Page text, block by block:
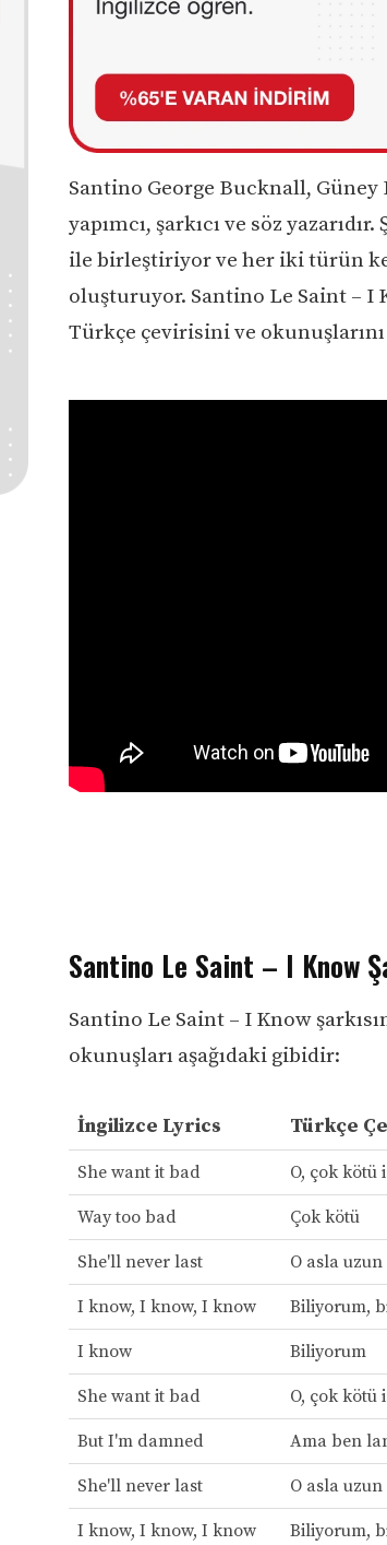
Santino George Bucknall,
yapımcı, şarkıcı ve söz
ile birleştiriyor ve her iki türün
oluşturuyor. Santino Le Saint – I
Türkçe çevirisini ve okunuşlarını
Santino Le Saint – I Know
Santino Le Saint – I Know
okunuşları aşağıdaki gibidir:
İngilizce Lyrics Türkçe
She want it bad O, çok kötü
Way too bad Çok kötü
She'll never last O asla
I know, I know, I know Biliyorum,
I know Biliyorum
She want it bad O, çok kötü
But I'm damned Ama ben
She'll never last O asla
I know, I know, I know
Biliyorum,